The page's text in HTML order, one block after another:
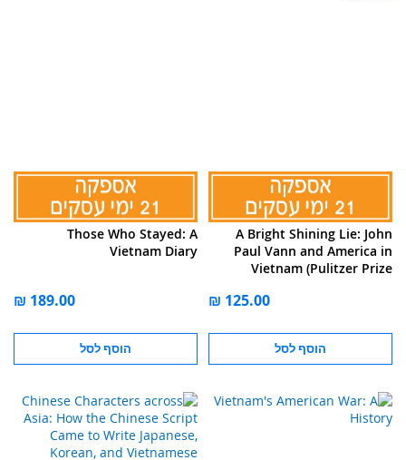
A Bright Shining Lie: John
Paul Vann and America in
Vietnam (Pulitzer Prize
הוסף לסל
Those Who Stayed: A
Vietnam Diary
הוסף לסל